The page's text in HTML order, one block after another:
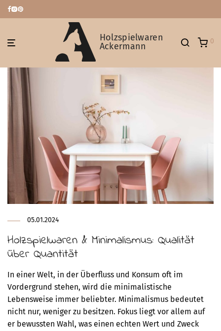
Holzspielwaren
Ackermann
0
05.01.2024
Holzspielwaren & Minimalismus: Qualität
über Quantität
In einer Welt, in der Überfluss und Konsum oft im
Vordergrund stehen, wird die minimalistische
Lebensweise immer beliebter. Minimalismus bedeutet
nicht nur, weniger zu besitzen. Fokus liegt vor allem auf
er bewussten Wahl, was einen echten Wert und Zweck